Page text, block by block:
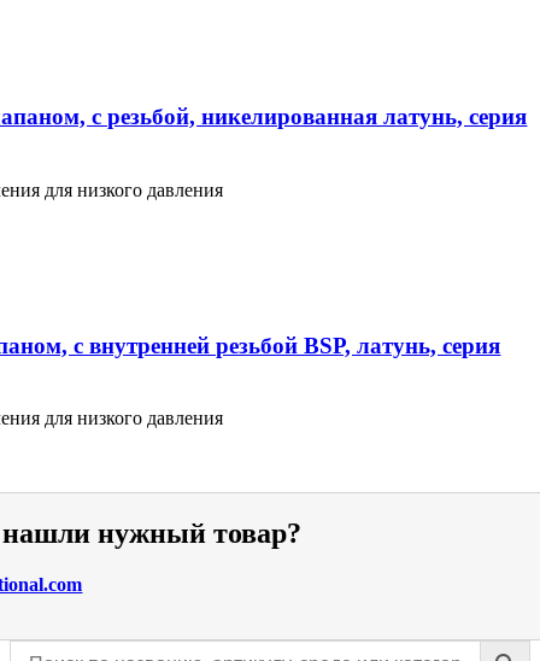
с резьбой, никелированная латунь, серия
для низкого давления
с внутренней резьбой BSP, латунь, серия
для низкого давления
нужный товар?